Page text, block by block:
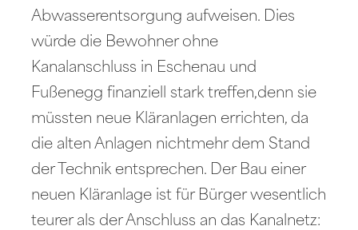
Abwasserentsorgung aufweisen. Dies
würde die Bewohner ohne
Kanalanschluss in Eschenau und
Fußenegg finanziell stark treffen,denn sie
müssten neue Kläranlagen errichten, da
die alten Anlagen nichtmehr dem Stand
der Technik entsprechen. Der Bau einer
neuen Kläranlage ist für Bürger wesentlich
teurer als der Anschluss an das Kanalnetz: